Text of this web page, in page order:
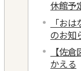
休館予
「お
のお知
【佐
かえる